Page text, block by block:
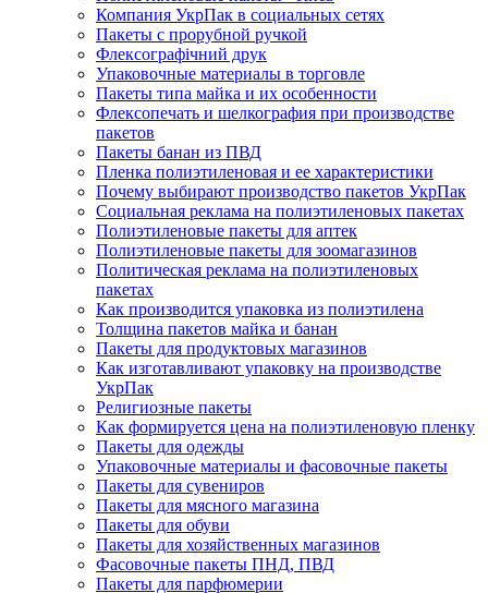
Компания УкрПак в социальных сетях
Пакеты с прорубной ручкой
Флексографічний друк
Упаковочные материалы в торговле
Пакеты типа майка и их особенности
Флексопечать и шелкография при производстве
пакетов
Пакеты банан из ПВД
Пленка полиэтиленовая и ее характеристики
Почему выбирают производство пакетов УкрПак
Социальная реклама на полиэтиленовых пакетах
Полиэтиленовые пакеты для аптек
Полиэтиленовые пакеты для зоомагазинов
Политическая реклама на полиэтиленовых
пакетах
Как производится упаковка из полиэтилена
Толщина пакетов майка и банан
Пакеты для продуктовых магазинов
Как изготавливают упаковку на производстве
УкрПак
Религиозные пакеты
Как формируется цена на полиэтиленовую пленку
Пакеты для одежды
Упаковочные материалы и фасовочные пакеты
Пакеты для сувениров
Пакеты для мясного магазина
Пакеты для обуви
Пакеты для хозяйственных магазинов
Фасовочные пакеты ПНД, ПВД
Пакеты для парфюмерии